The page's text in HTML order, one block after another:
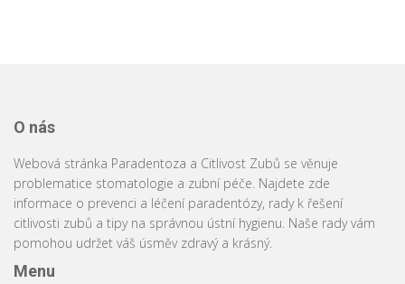
O nás
Webová stránka Paradentoza a Citlivost Zubů se věnuje
problematice stomatologie a zubní péče. Najdete zde
informace o prevenci a léčení paradentózy, rady k řešení
citlivosti zubů a tipy na správnou ústní hygienu. Naše rady vám
pomohou udržet váš úsměv zdravý a krásný.
Menu